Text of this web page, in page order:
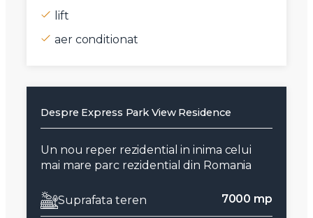
lift
aer conditionat
Despre Express Park View Residence
Un nou reper rezidential in inima celui
mai mare parc rezidential din Romania
Suprafata teren 7000 mp